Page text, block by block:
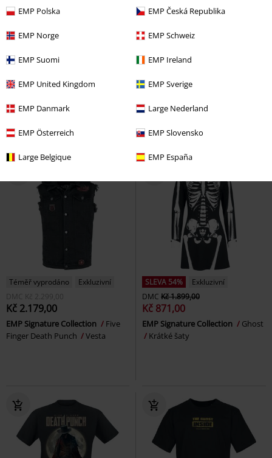
EMP Polska EMP Česká Republika
EMP Norge EMP Schweiz
EMP Suomi EMP Ireland
EMP United Kingdom EMP Sverige
EMP Danmark Large Nederland
EMP Österreich EMP Slovensko
Large Belgique EMP España
Od
From Zero To World Tour
Park
Mikina s kapucí
Od
Biker Skully
Punch
Tričko
Téměř vyprodáno
Exkluzivní
DMC
Kč 2.299,00
Kč 2.179,00
EMP Signature Collection
Five
Finger Death Punch
Vesta
SLEVA 54%
Exkluzivní
DMC Kč 1.899,00
Kč 871,00
EMP Signature Collection
Ghost
Krátké šaty